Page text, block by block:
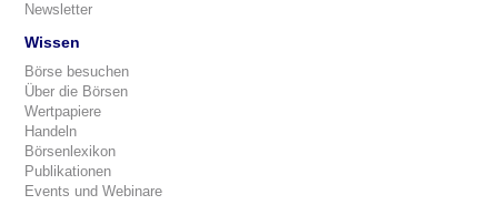
Newsletter
Wissen
Börse besuchen
Über die Börsen
Wertpapiere
Handeln
Börsenlexikon
Publikationen
Events und Webinare